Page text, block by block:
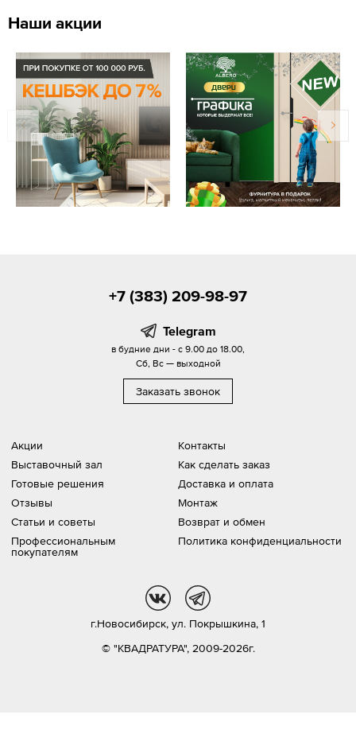
Наши акции
Акции
Выставочный зал
Готовые решения
Отзывы
Статьи и советы
Профессиональным
покупателям
Контакты
Как сделать заказ
Доставка и оплата
Монтаж
Возврат и обмен
Политика конфиденциальности
+7 (383) 209-98-97
Telegram
в будние дни - с 9.00 до 18.00,
Сб, Вс — выходной
Заказать звонок
© "КВАДРАТУРА", 2009-2026г.
г.Новосибирск, ул. Покрышкина, 1
tg